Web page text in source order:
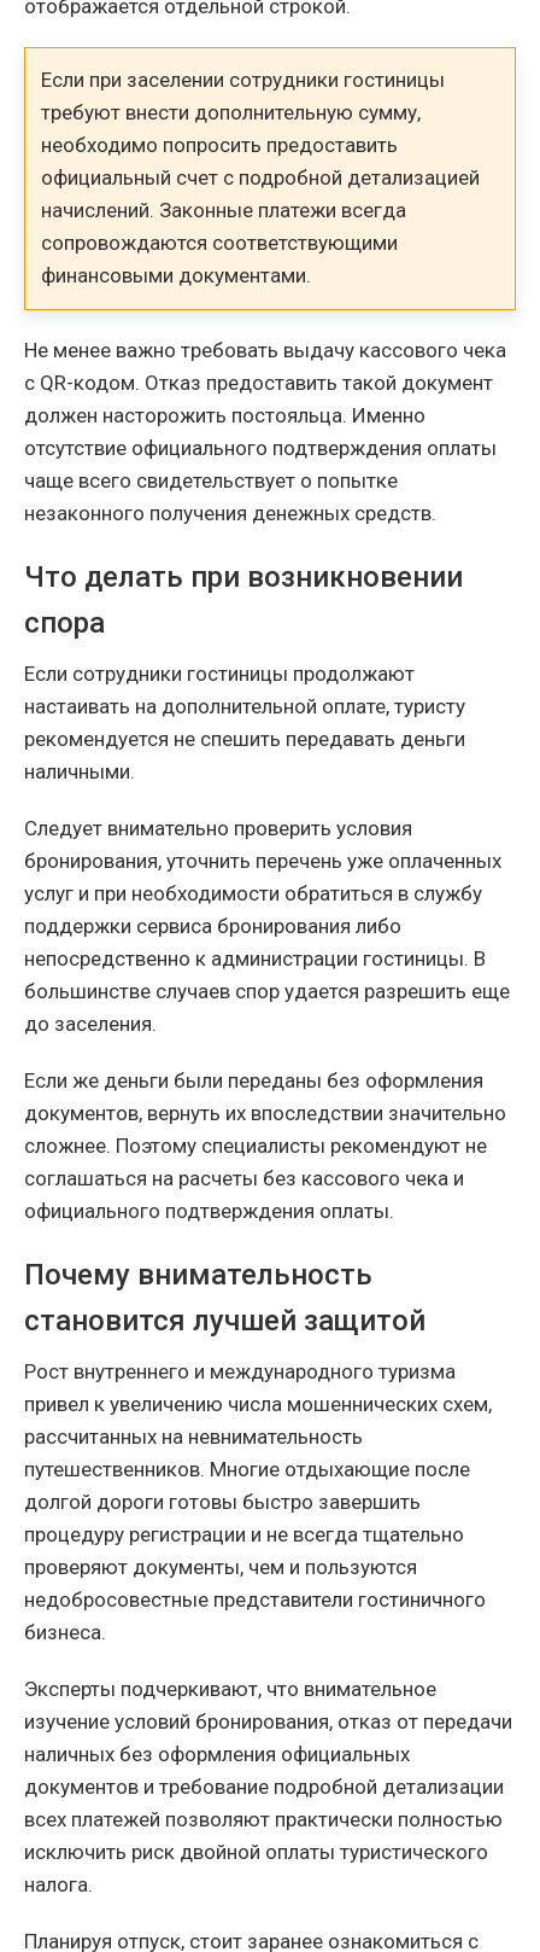
отображается отдельной строкой.
Если при заселении сотрудники гостиницы
требуют внести дополнительную сумму,
необходимо попросить предоставить
официальный счет с подробной детализацией
начислений. Законные платежи всегда
сопровождаются соответствующими
финансовыми документами.
Не менее важно требовать выдачу кассового чека
с QR-кодом. Отказ предоставить такой документ
должен насторожить постояльца. Именно
отсутствие официального подтверждения оплаты
чаще всего свидетельствует о попытке
незаконного получения денежных средств.
Что делать при возникновении
спора
Если сотрудники гостиницы продолжают
настаивать на дополнительной оплате, туристу
рекомендуется не спешить передавать деньги
наличными.
Следует внимательно проверить условия
бронирования, уточнить перечень уже оплаченных
услуг и при необходимости обратиться в службу
поддержки сервиса бронирования либо
непосредственно к администрации гостиницы. В
большинстве случаев спор удается разрешить еще
до заселения.
Если же деньги были переданы без оформления
документов, вернуть их впоследствии значительно
сложнее. Поэтому специалисты рекомендуют не
соглашаться на расчеты без кассового чека и
официального подтверждения оплаты.
Почему внимательность
становится лучшей защитой
Рост внутреннего и международного туризма
привел к увеличению числа мошеннических схем,
рассчитанных на невнимательность
путешественников. Многие отдыхающие после
долгой дороги готовы быстро завершить
процедуру регистрации и не всегда тщательно
проверяют документы, чем и пользуются
недобросовестные представители гостиничного
бизнеса.
Эксперты подчеркивают, что внимательное
изучение условий бронирования, отказ от передачи
наличных без оформления официальных
документов и требование подробной детализации
всех платежей позволяют практически полностью
исключить риск двойной оплаты туристического
налога.
Планируя отпуск, стоит заранее ознакомиться с